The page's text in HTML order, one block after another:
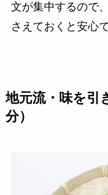
文が集中するので
さえておくと安心で
地元流・味を引
分）